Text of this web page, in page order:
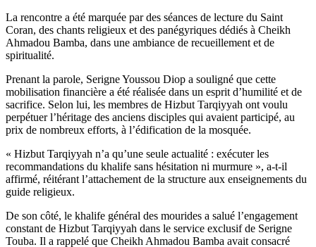
La rencontre a été marquée par des séances de lecture du Saint
Coran, des chants religieux et des panégyriques dédiés à Cheikh
Ahmadou Bamba, dans une ambiance de recueillement et de
spiritualité.
Prenant la parole, Serigne Youssou Diop a souligné que cette
mobilisation financière a été réalisée dans un esprit d’humilité et de
sacrifice. Selon lui, les membres de Hizbut Tarqiyyah ont voulu
perpétuer l’héritage des anciens disciples qui avaient participé, au
prix de nombreux efforts, à l’édification de la mosquée.
« Hizbut Tarqiyyah n’a qu’une seule actualité : exécuter les
recommandations du khalife sans hésitation ni murmure », a-t-il
affirmé, réitérant l’attachement de la structure aux enseignements du
guide religieux.
De son côté, le khalife général des mourides a salué l’engagement
constant de Hizbut Tarqiyyah dans le service exclusif de Serigne
Touba. Il a rappelé que Cheikh Ahmadou Bamba avait consacré